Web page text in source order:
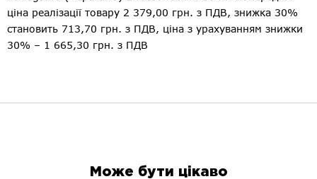
ціна реалізації товару 2 379,00 грн. з ПДВ, знижка 30%
становить 713,70 грн. з ПДВ, ціна з урахуванням знижки
30% – 1 665,30 грн. з ПДВ
Може бути цікаво